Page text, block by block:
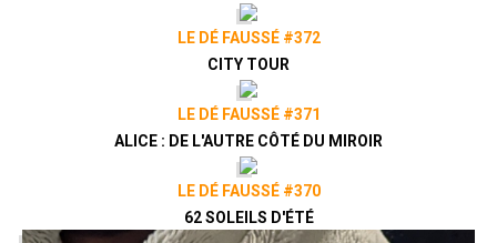
LE DÉ FAUSSÉ #372
CITY TOUR
LE DÉ FAUSSÉ #371
ALICE : DE L'AUTRE CÔTÉ DU MIROIR
LE DÉ FAUSSÉ #370
62 SOLEILS D'ÉTÉ